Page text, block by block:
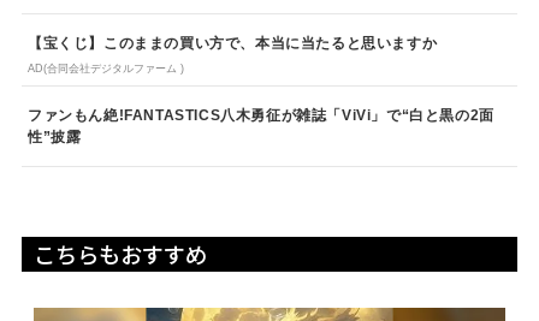
【宝くじ】このままの買い方で、本当に当たると思いますか
AD(合同会社デジタルファーム )
ファンもん絶!FANTASTICS八木勇征が雑誌「ViVi」で“白と黒の2面
性”披露
こちらもおすすめ